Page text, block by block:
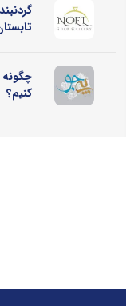
چگونه
کنیم؟